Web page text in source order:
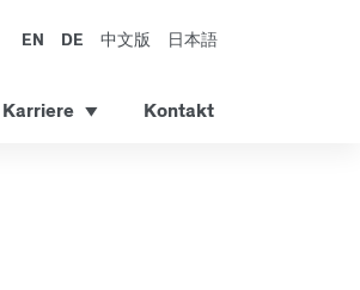
EN DE 中文版 日本語
Karriere Kontakt